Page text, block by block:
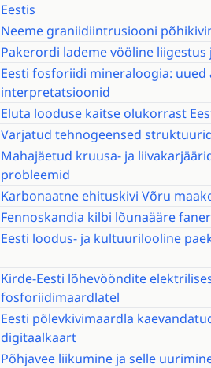
Eestis
Neeme graniidiintrusiooni
Pakerordi lademe vööline
Eesti fosforiidi mineraloogia: uued
interpretatsioonid
Eluta looduse kaitse olukorrast
Varjatud tehnogeensed
Mahajäetud kruusa- ja
probleemid
Karbonaatne ehituskivi Võru
Fennoskandia kilbi lõunaääre
Eesti loodus- ja kultuurilooline
Kirde-Eesti lõhevööndite
fosforiidimaardlatel
Eesti põlevkivimaardla
digitaalkaart
Põhjavee liikumine ja selle